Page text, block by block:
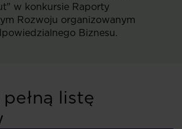
w konkursie Raporty
Rozwoju organizowanym
Biznesu.
listę